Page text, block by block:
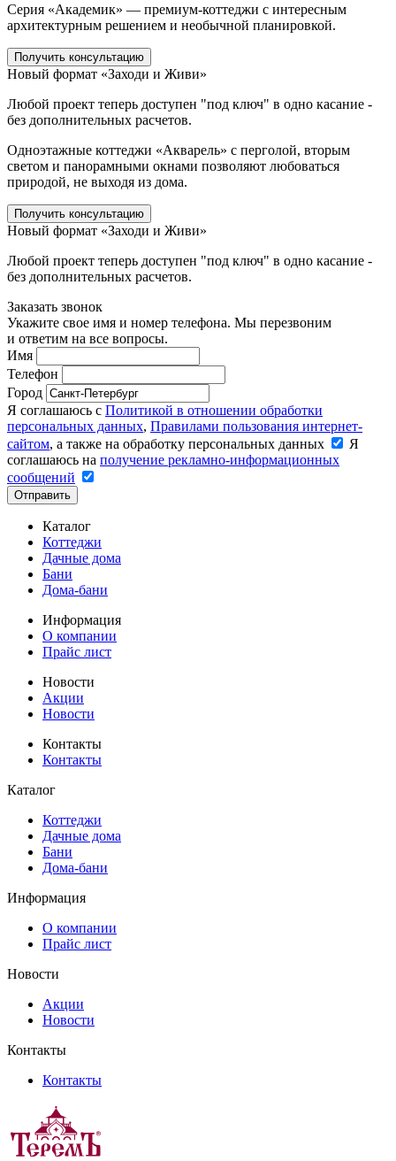
Серия «Академик» — премиум-коттеджи с интересным
архитектурным решением и необычной планировкой.
Получить консультацию
Новый формат «Заходи и Живи»
Любой проект теперь доступен "под ключ" в одно касание -
без дополнительных расчетов.
Одноэтажные коттеджи «Акварель» с перголой, вторым
светом и панорамными окнами позволяют любоваться
природой, не выходя из дома.
Получить консультацию
Новый формат «Заходи и Живи»
Любой проект теперь доступен "под ключ" в одно касание -
без дополнительных расчетов.
Заказать звонок
Укажите свое имя и номер телефона. Мы перезвоним
и ответим на все вопросы.
Имя
Телефон
Город
Я соглашаюсь с Политикой в отношении обработки
персональных данных, Правилами пользования интернет-
сайтом, а также на обработку персональных данных
Я
соглашаюсь на получение рекламно-информационных
сообщений
Отправить
Каталог
Коттеджи
Дачные дома
Бани
Дома-бани
Информация
О компании
Прайс лист
Новости
Акции
Новости
Контакты
Контакты
Каталог
Коттеджи
Дачные дома
Бани
Дома-бани
Информация
О компании
Прайс лист
Новости
Акции
Новости
Контакты
Контакты